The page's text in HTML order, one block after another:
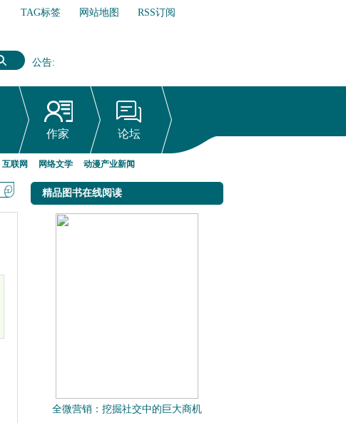
TAG标签 网站地图
RSS订阅
公告:
网络文学行业自律倡议书
作家 论坛
互联网 网络文学 动漫产业新闻
精品图书在线阅读
全微营销：挖掘社交中的巨大商机